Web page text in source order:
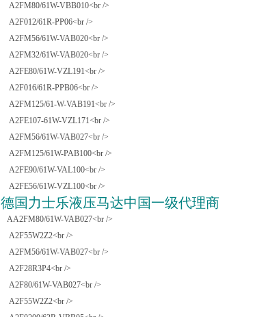
A2FM80/61W-VBB010<br />
A2F012/61R-PP06<br />
A2FM56/61W-VAB020<br />
A2FM32/61W-VAB020<br />
A2FE80/61W-VZL191<br />
A2F016/61R-PPB06<br />
A2FM125/61-W-VAB191<br />
A2FE107-61W-VZL171<br />
A2FM56/61W-VAB027<br />
A2FM125/61W-PAB100<br />
A2FE90/61W-VAL100<br />
A2FE56/61W-VZL100<br />
德国力士乐液压马达中国一级代理商
AA2FM80/61W-VAB027<br />
A2F55W2Z2<br />
A2FM56/61W-VAB027<br />
A2F28R3P4<br />
A2F80/61W-VAB027<br />
A2F55W2Z2<br />